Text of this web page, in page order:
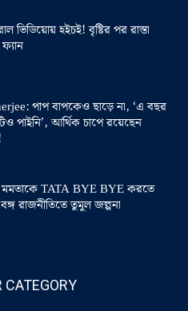
ভিডিয়োয় হইচই! বৃষ্টির পর রাস্তা
পাপ বাপকেও ছাড়ে না, ‘এ বছর
পাইনি’, আর্থিক চাপে রয়েছেন
মমতাকে TATA BYE BYE করতে
রাজনীতিতে তুমুল জল্পনা
CATEGORY